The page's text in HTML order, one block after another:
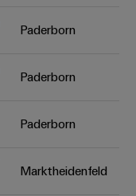
Digital
neuen Niveau
Paderborn
Paderborn
Paderborn
Marktheidenfeld